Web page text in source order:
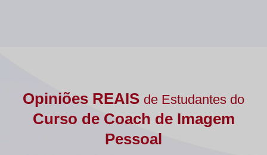
Opiniões REAIS de Estudantes do
Curso de Coach de Imagem
Pessoal